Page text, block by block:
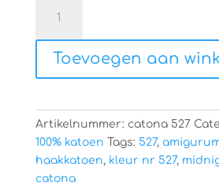
Catona
527
aantal
Toevoegen aan
Artikelnummer: catona 527
100% katoen Tags: 527,
haakkatoen, kleur nr 527,
catona